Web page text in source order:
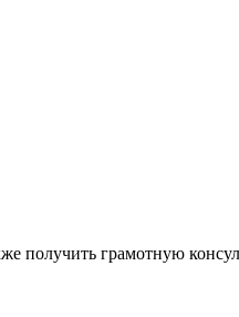
получить грамотную